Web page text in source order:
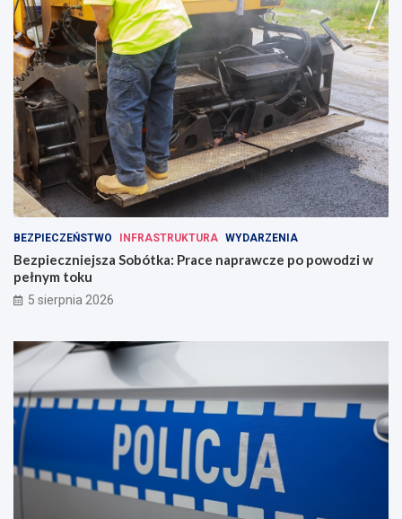
BEZPIECZEŃSTWO INFRASTRUKTURA WYDARZENIA
Bezpieczniejsza Sobótka: Prace naprawcze po powodzi w
pełnym toku
5 sierpnia 2026